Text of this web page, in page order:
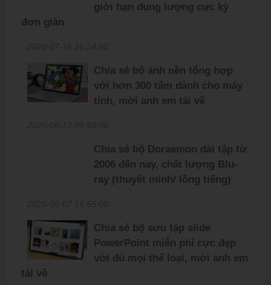
giới hạn dung lượng cực kỳ
đơn giản
Chia sẻ bộ ảnh nền tổng hợp
với hơn 300 tấm dành cho máy
tính, mời anh em tải về
Chia sẻ bộ Doraemon dài tập từ
2006 đến nay, chất lượng Blu-
ray (thuyết minh/ lồng tiếng)
Chia sẻ bộ sưu tập slide
PowerPoint miễn phí cực đẹp
với đủ mọi thể loại, mời anh em
tải về